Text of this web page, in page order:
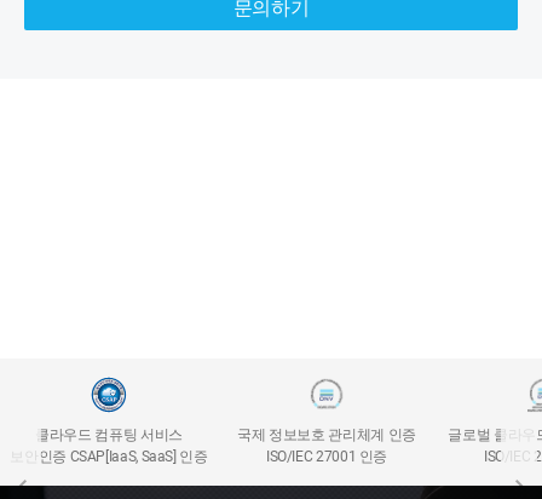
문의하기
클라우드 컴퓨팅 서비스
보안인증 CSAP[IaaS, SaaS] 인증
국제 정보보호 관리체계 인증
ISO/IEC 27001 인증
글로벌 클라우
ISO/IEC